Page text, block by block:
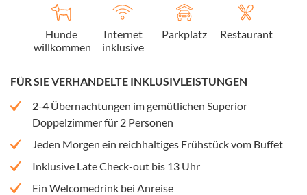
Hunde
willkommen
Internet
inklusive
Parkplatz Restaurant
FÜR SIE VERHANDELTE INKLUSIVLEISTUNGEN
2-4 Übernachtungen im gemütlichen Superior
Doppelzimmer für 2 Personen
Jeden Morgen ein reichhaltiges Frühstück vom Buffet
Inklusive Late Check-out bis 13 Uhr
Ein Welcomedrink bei Anreise